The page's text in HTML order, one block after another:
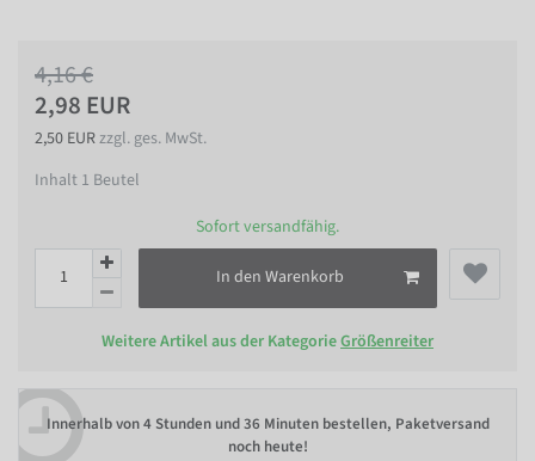
4,16 €
2,98 EUR
2,50 EURzzgl. ges. MwSt.
Inhalt 1 Beutel
Sofort versandfähig.
In den Warenkorb
Weitere Artikel aus der KategorieGrößenreiter
Innerhalb von4 Stunden und 36 Minuten bestellen, Paketversand
noch heute!